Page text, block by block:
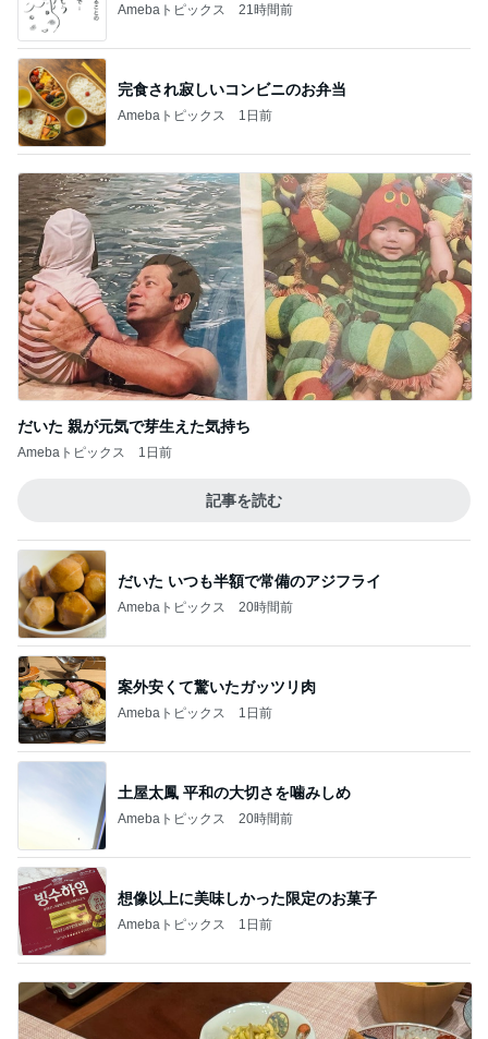
Amebaトピックス 21時間前
完食され寂しいコンビニのお弁当
Amebaトピックス 1日前
だいた 親が元気で芽生えた気持ち
Amebaトピックス 1日前
記事を読む
だいた いつも半額で常備のアジフライ
Amebaトピックス 20時間前
案外安くて驚いたガッツリ肉
Amebaトピックス 1日前
土屋太鳳 平和の大切さを噛みしめ
Amebaトピックス 20時間前
想像以上に美味しかった限定のお菓子
Amebaトピックス 1日前